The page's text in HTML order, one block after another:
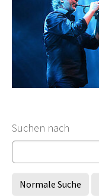
Suchformular
Suchen nach
Normale Suche